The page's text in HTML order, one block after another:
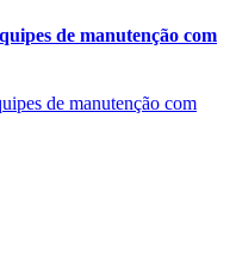
de manutenção com